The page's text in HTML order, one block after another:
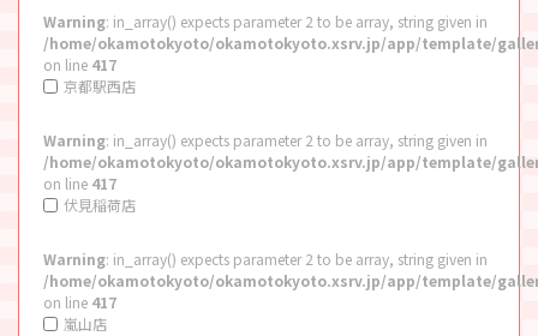
Warning: in_array() expects parameter 2 to be array, string given in
/home/okamotokyoto/okamotokyoto.xsrv.jp/app/template/
on line 417
京都駅西店
Warning: in_array() expects parameter 2 to be array, string given in
/home/okamotokyoto/okamotokyoto.xsrv.jp/app/template/
on line 417
伏見稲荷店
Warning: in_array() expects parameter 2 to be array, string given in
/home/okamotokyoto/okamotokyoto.xsrv.jp/app/template/
on line 417
嵐山店